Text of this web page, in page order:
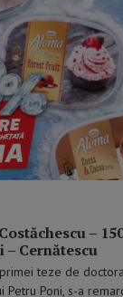
–
– Cernătescu
teze de
Poni, s-a